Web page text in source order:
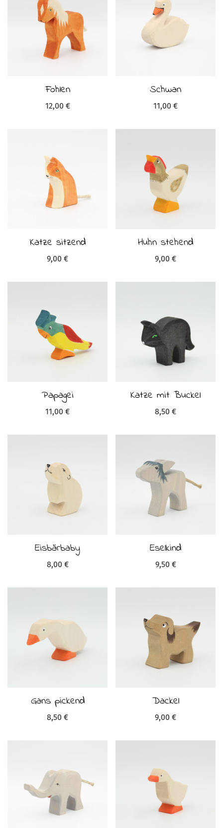
Fohlen
12,00 €
Schwan
11,00 €
Katze sitzend
9,00 €
Huhn stehend
9,00 €
Papagei
11,00 €
Katze mit Buckel
8,50 €
Eisbärbaby
8,00 €
Eselkind
9,50 €
Gans pickend
8,50 €
Dackel
9,00 €